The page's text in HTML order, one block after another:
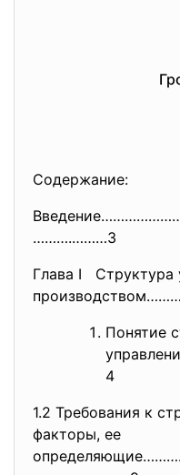
Содержание:
……….………3
Глава I Структура
Понятие
4
1.2 Требования к
факторы, ее